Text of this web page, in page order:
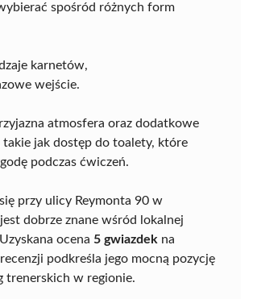
spośród różnych form
karnetów,
wejście.
atmosfera oraz dodatkowe
takie jak dostęp do toalety, które
podczas ćwiczeń.
przy ulicy Reymonta 90 w
dobrze znane wśród lokalnej
ocena 5 gwiazdek na
podkreśla jego mocną pozycję
trenerskich w regionie.